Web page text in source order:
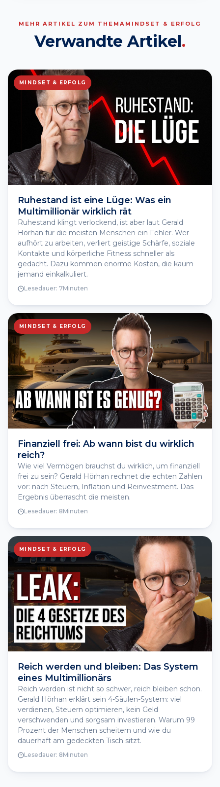
MEHR ARTIKEL ZUM THEMA MINDSET & ERFOLG
Verwandte Artikel.
MINDSET & ERFOLG
Ruhestand ist eine Lüge: Was ein
Multimillionär wirklich rät
Ruhestand klingt verlockend, ist aber laut Gerald
Hörhan für die meisten Menschen ein Fehler. Wer
aufhört zu arbeiten, verliert geistige Schärfe, soziale
Kontakte und körperliche Fitness schneller als
gedacht. Dazu kommen enorme Kosten, die kaum
jemand einkalkuliert.
Lesedauer: 7Minuten
MINDSET & ERFOLG
Finanziell frei: Ab wann bist du wirklich
reich?
Wie viel Vermögen brauchst du wirklich, um finanziell
frei zu sein? Gerald Hörhan rechnet die echten Zahlen
vor: nach Steuern, Inflation und Reinvestment. Das
Ergebnis überrascht die meisten.
Lesedauer: 8Minuten
MINDSET & ERFOLG
Reich werden und bleiben: Das System
eines Multimillionärs
Reich werden ist nicht so schwer, reich bleiben schon.
Gerald Hörhan erklärt sein 4-Säulen-System: viel
verdienen, Steuern optimieren, kein Geld
verschwenden und sorgsam investieren. Warum 99
Prozent der Menschen scheitern und wie du
dauerhaft am gedeckten Tisch sitzt.
Lesedauer: 8Minuten